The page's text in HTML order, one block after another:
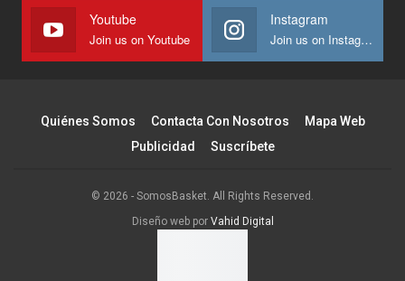
Youtube
Join us on Youtube
Instagram
Join us on Instagram
Quiénes Somos Contacta Con Nosotros
Mapa Web
Publicidad
Suscríbete
© 2026 - SomosBasket. All Rights Reserved.
Diseño web por Vahid Digital